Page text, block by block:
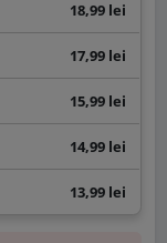
18,99 lei
17,99 lei
15,99 lei
14,99 lei
13,99 lei